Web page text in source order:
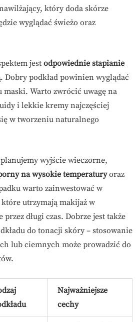
który doda skórze
wyglądać świeżo oraz
jestodpowiednie stapianie
. Dobry podkład powinien wyglądać
Warto zwrócić uwagę na
i lekkie kremy najczęściej
w tworzeniu naturalnego
wyjście wieczorne,
na wysokie temperaturyoraz
warto zainwestować w
które utrzymają makijaż w
długi czas. Dobrze jest także
do tonacji skóry – stosowanie
lub ciemnych może prowadzić do
Najważniejsze
cechy